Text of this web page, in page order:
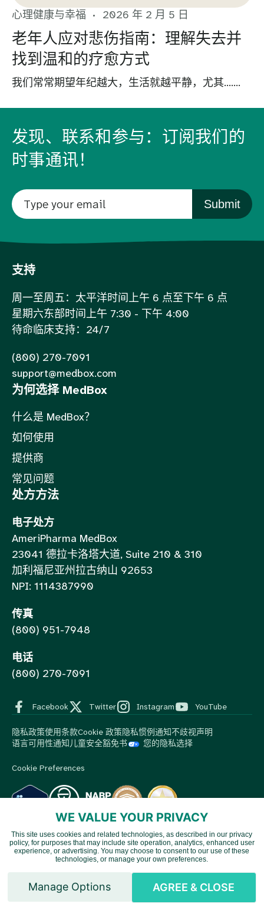
心理健康与幸福 2026 年 2 月 5 日
老年人应对悲伤指南：理解失去并
找到温和的疗愈方式
我们常常期望年纪越大，生活就越平静，尤其…….
发现、联系和参与：订阅我们的
时事通讯！
Submit
支持
周一至周五：太平洋时间上午 6 点至下午 6 点
星期六东部时间上午 7:30 - 下午 4:00
待命临床支持：24/7
(800) 270-7091
support@medbox.com
为何选择 MedBox
什么是 MedBox？
如何使用
提供商
常见问题
处方方法
电子处方
AmeriPharma MedBox
23041 德拉卡洛塔大道, Suite 210 & 310
加利福尼亚州拉古纳山 92653
NPI: 1114387990
传真
(800) 951-7948
电话
(800) 270-7091
Facebook Twitter Instagram YouTube
隐私政策使用条款Cookie 政策隐私惯例通知不歧视声明
语言可用性通知 儿童安全豁免书 您的隐私选择
Cookie Preferences
© 2026 MedBox by AmeriPharma。版权所有。.MedBox是
AmeriPharma旗下公司。AmeriPharma的优质服务覆盖美国48个
WE VALUE YOUR PRIVACY
This site uses cookies and related technologies, as described in our privacy
policy, for purposes that may include site operation, analytics, enhanced user
experience, or advertising. You may choose to consent to our use of these
technologies, or manage your own preferences.
Manage Options AGREE & CLOSE
English
Spanish
Vietnamese